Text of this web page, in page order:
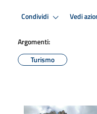
Condividi Vedi
Argomenti:
Turismo